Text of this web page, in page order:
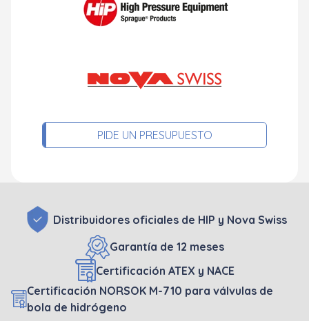
PIDE UN PRESUPUESTO
Distribuidores oficiales de HIP y Nova Swiss
Garantía de 12 meses
Certificación ATEX y NACE
Certificación NORSOK M-710 para válvulas de
bola de hidrógeno